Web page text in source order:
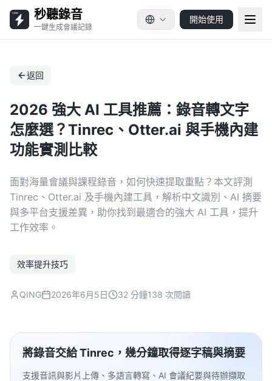
秒聽錄音
一鍵生成會議記錄
開始使用
返回
2026 強大 AI 工具推薦：錄音轉文字
怎麼選？Tinrec、Otter.ai 與手機內建
功能實測比較
面對海量會議與課程錄音，如何快速提取重點？本文評測
Tinrec、Otter.ai 及手機內建工具，解析中文識別、AI 摘要
與多平台支援差異，助你找到最適合的強大 AI 工具，提升
工作效率。
效率提升技巧
QING 2026年6月5日 32 分鐘138 次閱讀
將錄音交給 Tinrec，幾分鐘取得逐字稿與摘要
支援音訊與影片上傳、多語言轉寫、AI 會議紀要與待辦擷取